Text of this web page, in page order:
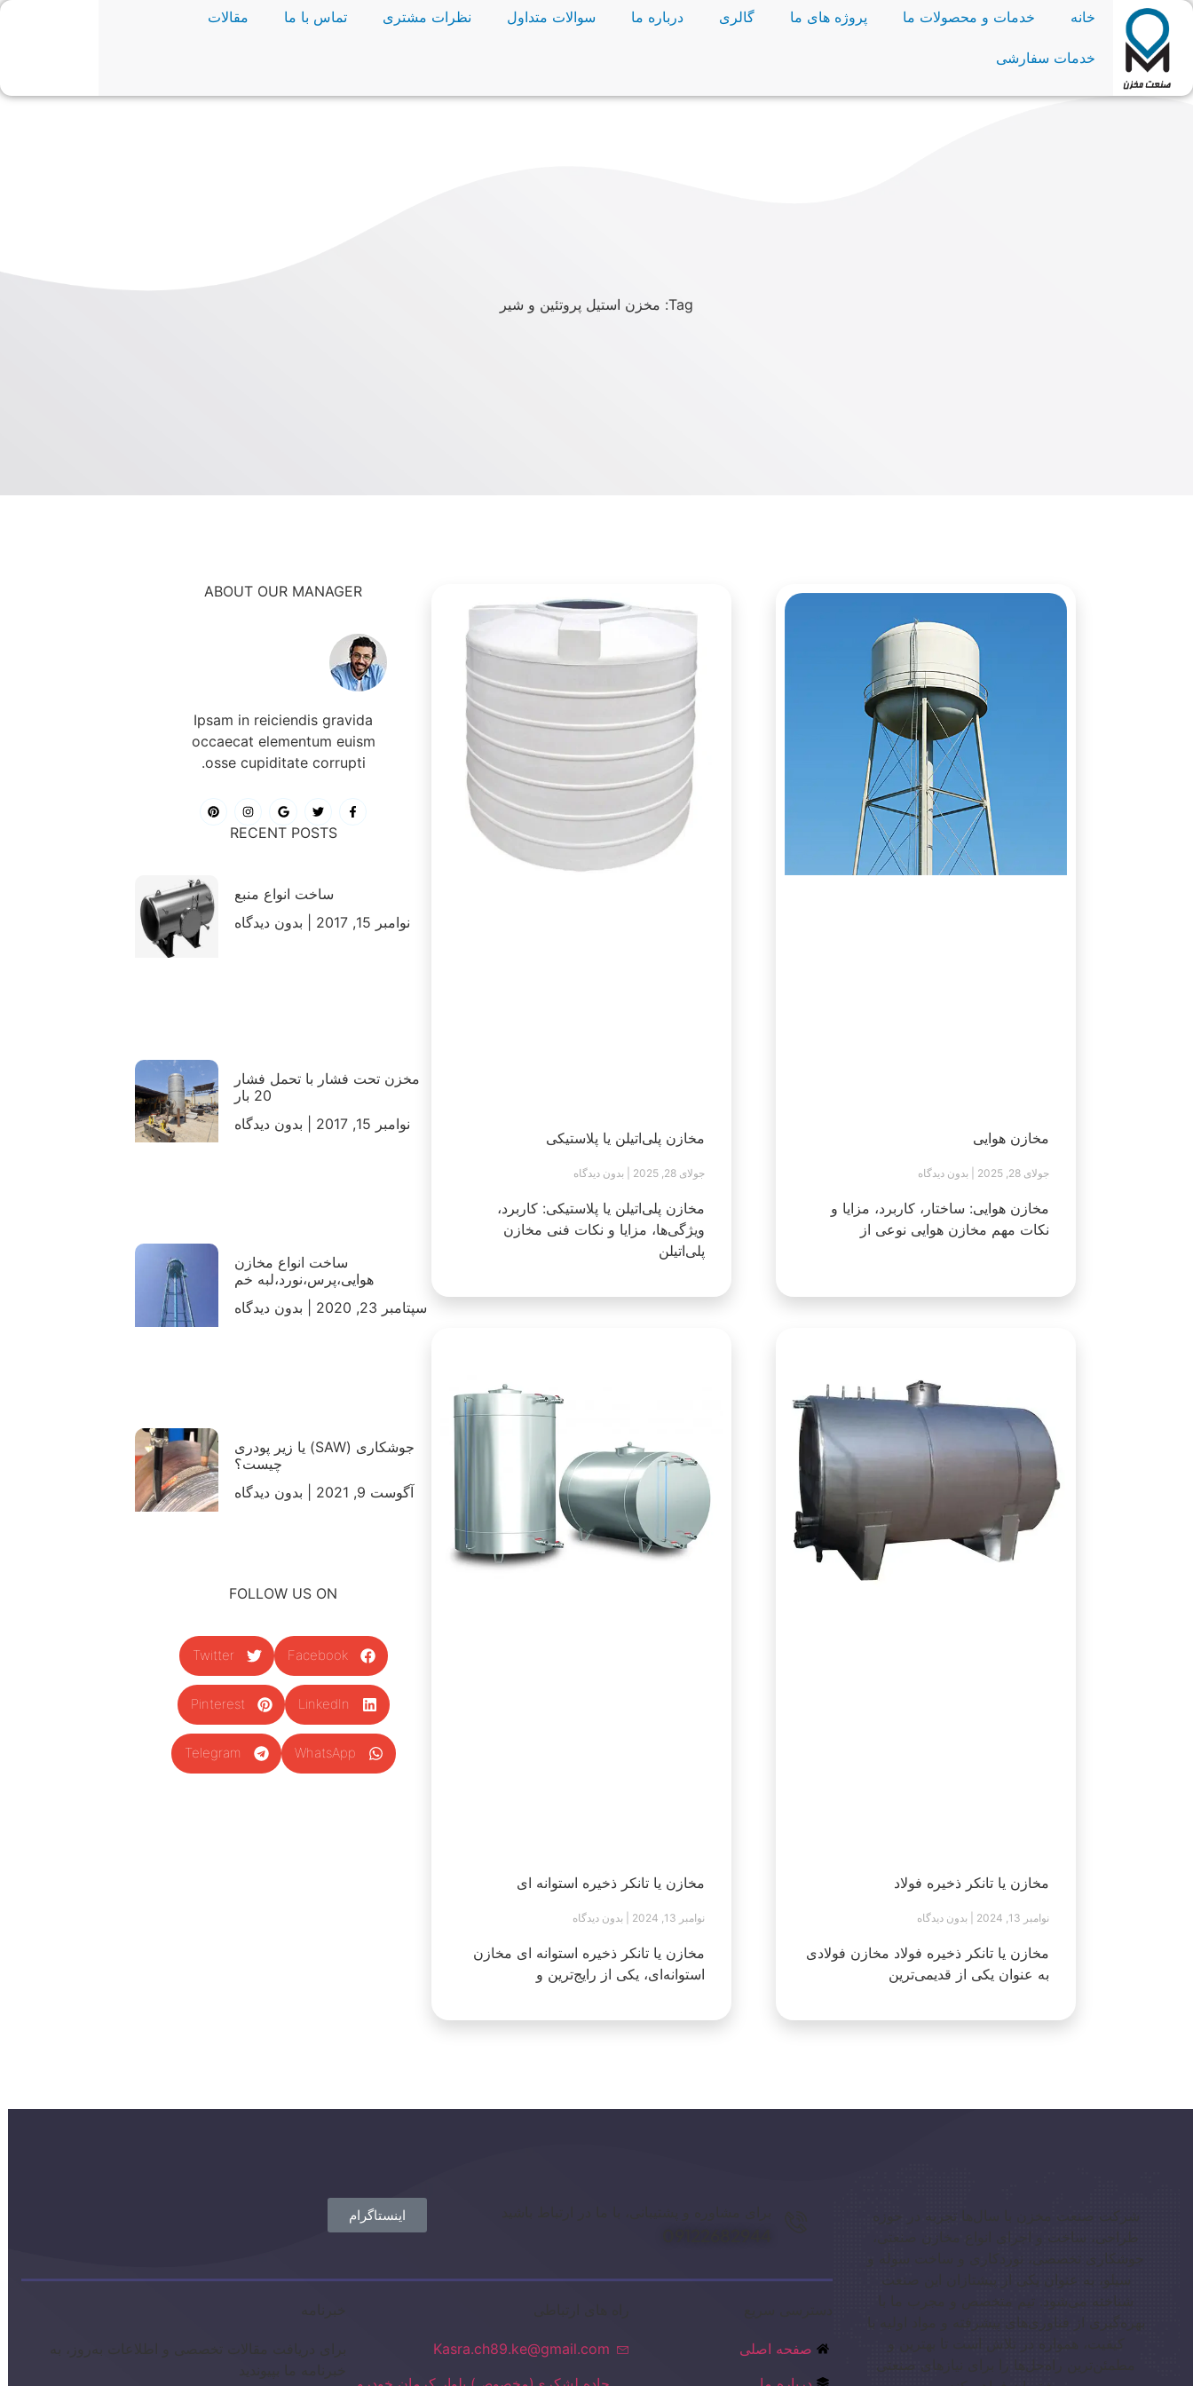
خانه خدمات و محصولات ما پروژه های ما گالری درباره ما سوالات متداول نظرات مشتری تماس با ما مقالات
خدمات سفارشی
Tag: مخزن استیل پروتئین و شیر
مخازن هوایی
جولای 28, 2025 بدون دیدگاه
مخازن هوایی: ساختار، کاربرد، مزایا و
نکات مهم مخازن هوایی نوعی از
مخازن پلی‌اتیلن یا پلاستیکی
جولای 28, 2025 بدون دیدگاه
مخازن پلی‌اتیلن یا پلاستیکی: کاربرد،
ویژگی‌ها، مزایا و نکات فنی مخازن
پلی‌اتیلن
مخازن یا تانکر ذخیره فولاد
نوامبر 13, 2024 بدون دیدگاه
مخازن یا تانکر ذخیره فولاد مخازن فولادی
به عنوان یکی از قدیمی‌ترین
مخازن یا تانکر ذخیره استوانه ای
نوامبر 13, 2024 بدون دیدگاه
مخازن یا تانکر ذخیره استوانه ای مخازن
استوانه‌ای، یکی از رایج‌ترین و
ABOUT OUR MANAGER
Ipsam in reiciendis gravida
occaecat elementum euism
osse cupiditate corrupti.
RECENT POSTS
ساخت انواع منبع
نوامبر 15, 2017
بدون دیدگاه
مخزن تحت فشار با تحمل فشار
20 بار
نوامبر 15, 2017
بدون دیدگاه
ساخت انواع مخازن
هوایی،پرس،نورد،لبه خم
سپتامبر 23, 2020
بدون دیدگاه
جوشکاری (SAW) یا زیر پودری
چیست؟
آگوست 9, 2021
بدون دیدگاه
FOLLOW US ON
Facebook
Twitter
LinkedIn
Pinterest
WhatsApp
Telegram
شرکت صنعت مخزن با سال‌ها تجربه در حوزه
طراحی، ساخت و اجرای انواع مخازن صنعتی،
جوشکاری تخصصی، نوردکاری و ساخت سوله و
سیلو، به عنوان یکی از پیشتازان این صنعت
شناخته می‌شود. تیم متخصص و مجرب ما با
بهره‌گیری از فناوری‌های پیشرفته و مواد اولیه با
کیفیت، همواره در تلاش است تا بهترین و
مطمئن‌ترین راه‌حل‌ها را برای نیازهای صنعتی
اینستاگرام
صفحه اصلی
Kasra.ch89.ke@gmail.com
خبرنامه
برای دریافت مقالات تخصصی و اطلاعات به‌روز، به
خبرنامه ما بپیوندید